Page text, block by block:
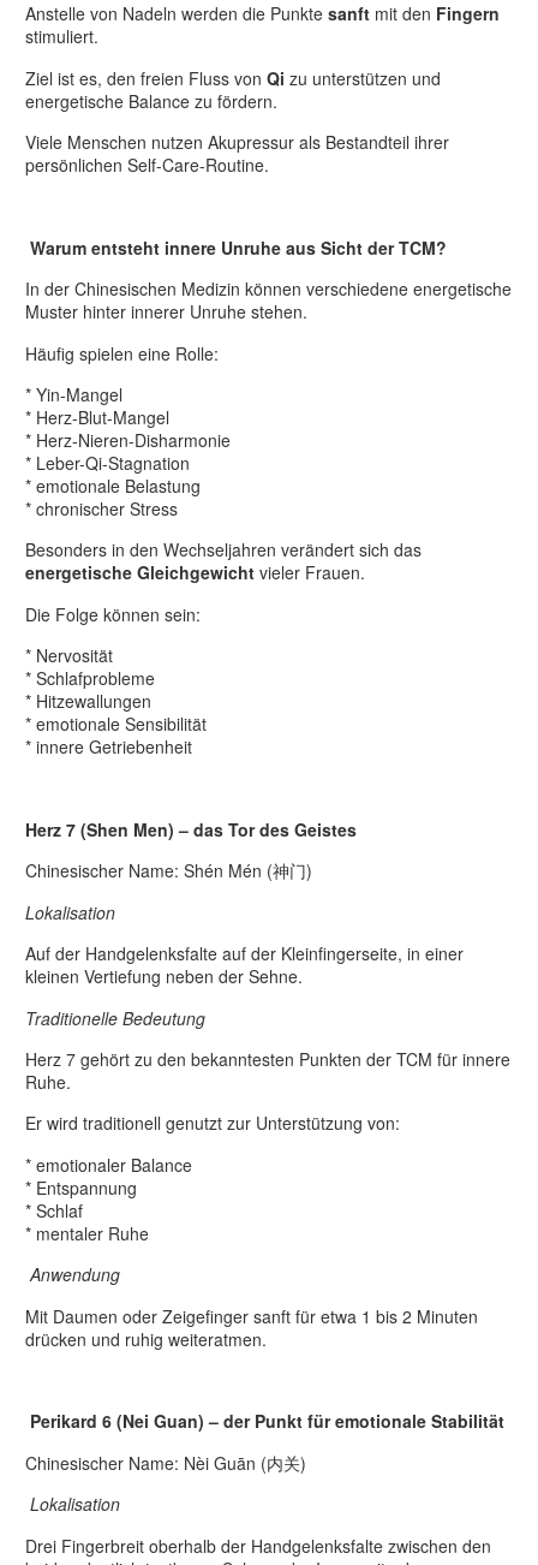
Anstelle von Nadeln werden die Punkte sanft mit den Fingern
stimuliert.
Ziel ist es, den freien Fluss von Qi zu unterstützen und
energetische Balance zu fördern.
Viele Menschen nutzen Akupressur als Bestandteil ihrer
persönlichen Self-Care-Routine.
Warum entsteht innere Unruhe aus Sicht der TCM?
In der Chinesischen Medizin können verschiedene energetische
Muster hinter innerer Unruhe stehen.
Häufig spielen eine Rolle:
* Yin-Mangel
* Herz-Blut-Mangel
* Herz-Nieren-Disharmonie
* Leber-Qi-Stagnation
* emotionale Belastung
* chronischer Stress
Besonders in den Wechseljahren verändert sich das
energetische Gleichgewicht vieler Frauen.
Die Folge können sein:
* Nervosität
* Schlafprobleme
* Hitzewallungen
* emotionale Sensibilität
* innere Getriebenheit
Herz 7 (Shen Men) – das Tor des Geistes
Chinesischer Name: Shén Mén (神门)
Lokalisation
Auf der Handgelenksfalte auf der Kleinfingerseite, in einer
kleinen Vertiefung neben der Sehne.
Traditionelle Bedeutung
Herz 7 gehört zu den bekanntesten Punkten der TCM für innere
Ruhe.
Er wird traditionell genutzt zur Unterstützung von:
* emotionaler Balance
* Entspannung
* Schlaf
* mentaler Ruhe
Anwendung
Mit Daumen oder Zeigefinger sanft für etwa 1 bis 2 Minuten
drücken und ruhig weiteratmen.
Perikard 6 (Nei Guan) – der Punkt für emotionale Stabilität
Chinesischer Name: Nèi Guān (内关)
Lokalisation
Drei Fingerbreit oberhalb der Handgelenksfalte zwischen den